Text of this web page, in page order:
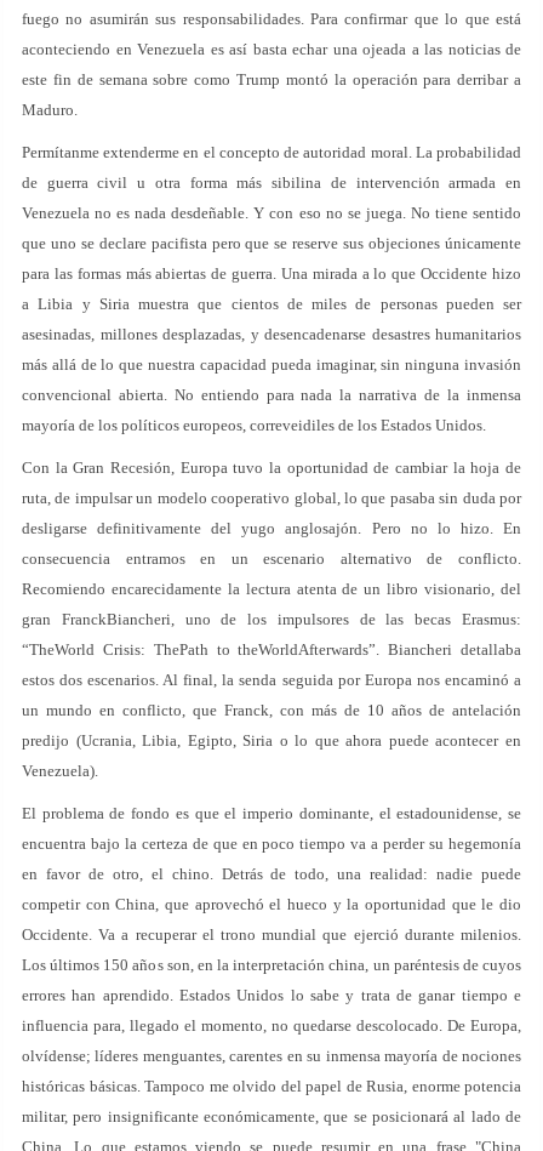
fuego no asumirán sus responsabilidades. Para confirmar que lo que está
aconteciendo en Venezuela es así basta echar una ojeada a las noticias de
este fin de semana sobre como Trump montó la operación para derribar a
Maduro.
Permítanme extenderme en el concepto de autoridad moral. La probabilidad
de guerra civil u otra forma más sibilina de intervención armada en
Venezuela no es nada desdeñable. Y con eso no se juega. No tiene sentido
que uno se declare pacifista pero que se reserve sus objeciones únicamente
para las formas más abiertas de guerra. Una mirada a lo que Occidente hizo
a Libia y Siria muestra que cientos de miles de personas pueden ser
asesinadas, millones desplazadas, y desencadenarse desastres humanitarios
más allá de lo que nuestra capacidad pueda imaginar, sin ninguna invasión
convencional abierta. No entiendo para nada la narrativa de la inmensa
mayoría de los políticos europeos, correveidiles de los Estados Unidos.
Con la Gran Recesión, Europa tuvo la oportunidad de cambiar la hoja de
ruta, de impulsar un modelo cooperativo global, lo que pasaba sin duda por
desligarse definitivamente del yugo anglosajón. Pero no lo hizo. En
consecuencia entramos en un escenario alternativo de conflicto.
Recomiendo encarecidamente la lectura atenta de un libro visionario, del
gran FranckBiancheri, uno de los impulsores de las becas Erasmus:
“TheWorld Crisis: ThePath to theWorldAfterwards”. Biancheri detallaba
estos dos escenarios. Al final, la senda seguida por Europa nos encaminó a
un mundo en conflicto, que Franck, con más de 10 años de antelación
predijo (Ucrania, Libia, Egipto, Siria o lo que ahora puede acontecer en
Venezuela).
El problema de fondo es que el imperio dominante, el estadounidense, se
encuentra bajo la certeza de que en poco tiempo va a perder su hegemonía
en favor de otro, el chino. Detrás de todo, una realidad: nadie puede
competir con China, que aprovechó el hueco y la oportunidad que le dio
Occidente. Va a recuperar el trono mundial que ejerció durante milenios.
Los últimos 150 años son, en la interpretación china, un paréntesis de cuyos
errores han aprendido. Estados Unidos lo sabe y trata de ganar tiempo e
influencia para, llegado el momento, no quedarse descolocado. De Europa,
olvídense; líderes menguantes, carentes en su inmensa mayoría de nociones
históricas básicas. Tampoco me olvido del papel de Rusia, enorme potencia
militar, pero insignificante económicamente, que se posicionará al lado de
China. Lo que estamos viendo se puede resumir en una frase "China